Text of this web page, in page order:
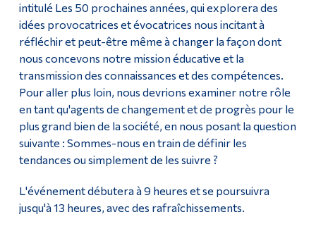
intitulé Les 50 prochaines années, qui explorera des
idées provocatrices et évocatrices nous incitant à
réfléchir et peut-être même à changer la façon dont
nous concevons notre mission éducative et la
transmission des connaissances et des compétences.
Pour aller plus loin, nous devrions examiner notre rôle
en tant qu'agents de changement et de progrès pour le
plus grand bien de la société, en nous posant la question
suivante : Sommes-nous en train de définir les
tendances ou simplement de les suivre ?
L'événement débutera à 9 heures et se poursuivra
jusqu'à 13 heures, avec des rafraîchissements.